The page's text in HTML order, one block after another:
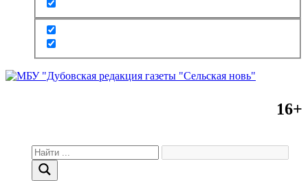
16+